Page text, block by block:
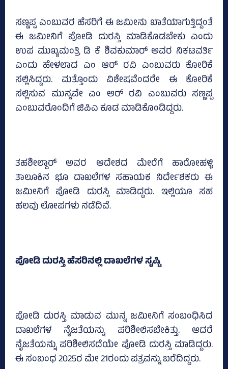
ಸಣ್ಣಪ್ಪ ಎಂಬುವರ ಹೆಸರಿಗೆ ಈ ಜಮೀನು ಖಾತೆಯಾಗುತ್ತಿದ್ದಂತೆ
ಈ ಜಮೀನಿಗೆ ಪೋಡಿ ದುರಸ್ತಿ ಮಾಡಿಕೊಡಬೇಕು ಎಂದು
ಉಪ ಮುಖ್ಯಮಂತ್ರಿ ಡಿ ಕೆ ಶಿವಕುಮಾರ್ ಅವರ ನಿಕಟವರ್ತಿ
ಎಂದು ಹೇಳಲಾದ ಎಂ ಆರ್ ರವಿ ಎಂಬುವರು ಕೋರಿಕೆ
ಸಲ್ಲಿಸಿದ್ದರು. ಮತ್ತೊಂದು ವಿಶೇಷವೆಂದರೇ ಈ ಕೋರಿಕೆ
ಸಲ್ಲಿಸುವ ಮುನ್ನವೇ ಎಂ ಅರ್ ರವಿ ಎಂಬುವರು ಸಣ್ಣಪ್ಪ
ಎಂಬುವರೊಂದಿಗೆ ಜಿಪಿಎ ಕೂಡ ಮಾಡಿಕೊಂಡಿದ್ದರು.
ತಹಶೀಲ್ದಾರ್ ಅವರ ಆದೇಶದ ಮೇರೆಗೆ ಹಾರೋಹಳ್ಳಿ
ತಾಲೂಕಿನ ಭೂ ದಾಖಲೆಗಳ ಸಹಾಯಕ ನಿರ್ದೇಶಕರು ಈ
ಜಮೀನಿಗೆ ಪೋಡಿ ದುರಸ್ತಿ ಮಾಡಿದ್ದರು. ಇಲ್ಲಿಯೂ ಸಹ
ಹಲವು ಲೋಪಗಳು ನಡೆದಿವೆ.
ಪೋಡಿ ದುರಸ್ತಿ ಹೆಸರಿನಲ್ಲಿ ದಾಖಲೆಗಳ ಸೃಷ್ಟಿ
ಪೋಡಿ ದುರಸ್ತಿ ಮಾಡುವ ಮುನ್ನ ಜಮೀನಿಗೆ ಸಂಬಂಧಿಸಿದ
ದಾಖಲೆಗಳ ನೈಜತೆಯನ್ನು ಪರಿಶೀಲಿಸಬೇಕಿತ್ತು. ಆದರೆ
ನೈಜತೆಯನ್ನು ಪರಿಶೀಲಿಸದೆಯೇ ಪೋಡಿ ದುರಸ್ತಿ ಮಾಡಿದ್ದರು.
ಈ ಸಂಬಂಧ 2025ರ ಮೇ 21ರಂದು ಪತ್ರವನ್ನು ಬರೆದಿದ್ದರು.